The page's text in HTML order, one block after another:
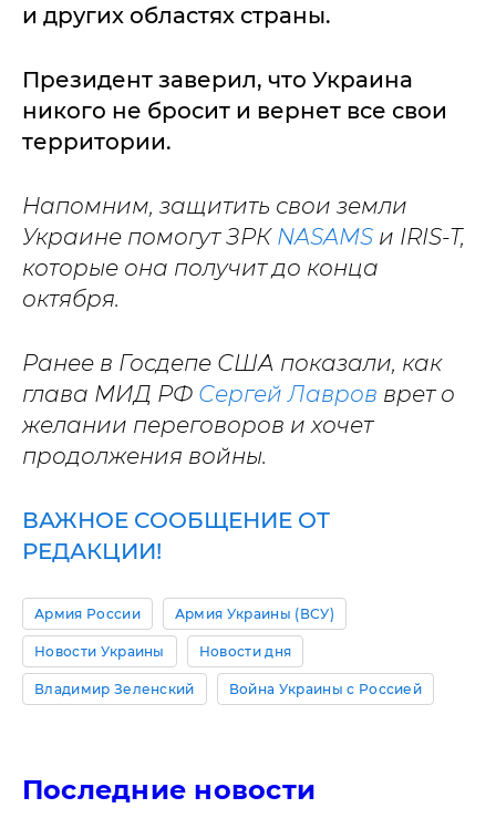
и других областях страны.
Президент заверил, что Украина
никого не бросит и вернет все свои
территории.
Напомним, защитить свои земли
Украине помогут ЗРК NASAMS и IRIS-T,
которые она получит до конца
октября.
Ранее в Госдепе США показали, как
глава МИД РФ Сергей Лавров врет о
желании переговоров и хочет
продолжения войны.
ВАЖНОЕ СООБЩЕНИЕ ОТ
РЕДАКЦИИ!
Армия России Армия Украины (ВСУ)
Новости Украины Новости дня
Владимир Зеленский Война Украины с Россией
Последние новости